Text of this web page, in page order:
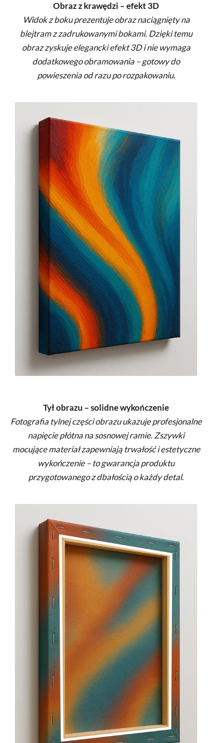
Obraz z krawędzi – efekt 3D
Widok z boku prezentuje obraz naciągnięty na
blejtram z zadrukowanymi bokami. Dzięki temu
obraz zyskuje elegancki efekt 3D i nie wymaga
dodatkowego obramowania – gotowy do
powieszenia od razu po rozpakowaniu.
Tył obrazu – solidne wykończenie
Fotografia tylnej części obrazu ukazuje profesjonalne
napięcie płótna na sosnowej ramie. Zszywki
mocujące materiał zapewniają trwałość i estetyczne
wykończenie – to gwarancja produktu
przygotowanego z dbałością o każdy detal.